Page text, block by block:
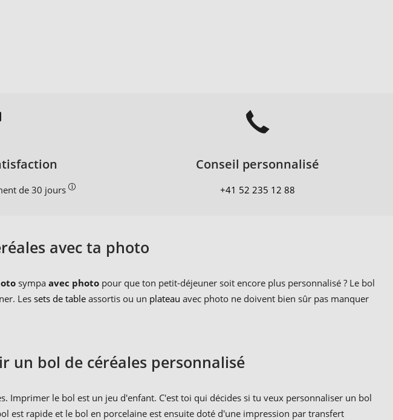
de 30 jours
Conseil personnalisé
+41 52 235 12 88
avec ta photo
sympa avec photo pour que ton petit-déjeuner soit encore plus personnalisé ? Le bol
Les sets de table assortis ou un plateau avec photo ne doivent bien sûr pas manquer
un bol de céréales personnalisé
Imprimer le bol est un jeu d'enfant. C'est toi qui décides si tu veux personnaliser un bol
est rapide et le bol en porcelaine est ensuite doté d'une impression par transfert